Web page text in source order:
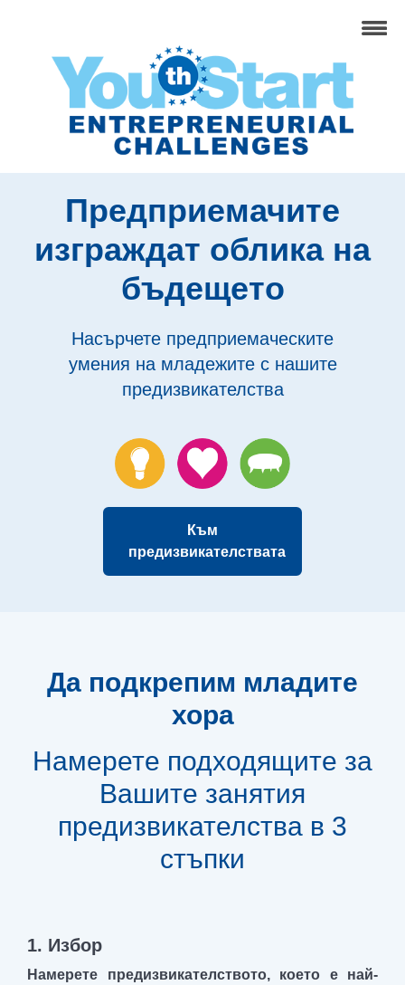
Предприемачите
изграждат облика на
бъдещето
Насърчете предприемаческите
умения на младежите с нашите
предизвикателства
Към
предизвикателствата
Да подкрепим младите
хора
Намерете подходящите за
Вашите занятия
предизвикателства в 3
стъпки
1. Избор
Намерете предизвикателството, което е най-